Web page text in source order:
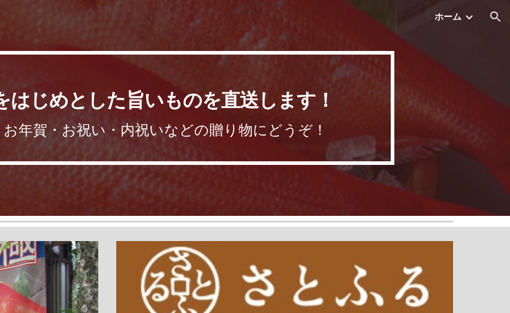
content Skip to navigation ホーム
はじめとした旨いものを直送します！
年賀・お祝い・内祝いなどの贈り物にどうぞ！